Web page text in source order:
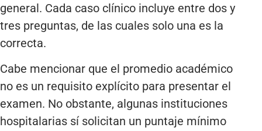
general. Cada caso clínico incluye entre dos y
tres preguntas, de las cuales solo una es la
correcta.
Cabe mencionar que el promedio académico
no es un requisito explícito para presentar el
examen. No obstante, algunas instituciones
hospitalarias sí solicitan un puntaje mínimo